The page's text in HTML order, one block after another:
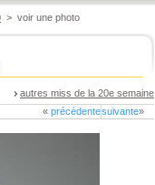
> voir une photo
autres miss de la 20e semaine
« précédentesuivante»